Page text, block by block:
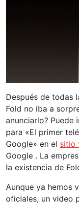
Después de todas
Fold no iba a
anunciarlo? Puede
para «El primer
Google» en el sitio
Google . La
la existencia de
Aunque ya hemos
oficiales, un video